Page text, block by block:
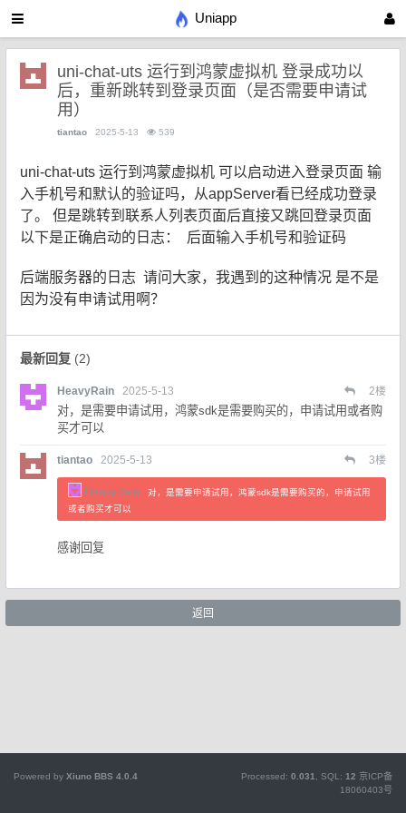
Uniapp
uni-chat-uts 运行到鸿蒙虚拟机 登录成功以
后，重新跳转到登录页面（是否需要申请试
用）
tiantao 2025-5-13 539
uni-chat-uts 运行到鸿蒙虚拟机 可以启动进入登录页面 输
入手机号和默认的验证吗，从appServer看已经成功登录
了。 但是跳转到联系人列表页面后直接又跳回登录页面
以下是正确启动的日志：
后面输入手机号和验证码
后端服务器的日志 请问大家，我遇到的这种情况 是不是
因为没有申请试用啊？
最新回复 (2)
HeavyRain 2025-5-13 2楼
对，是需要申请试用，鸿蒙sdk是需要购买的，申请试用或者购
买才可以
tiantao 2025-5-13 3楼
HeavyRain
对，是需要申请试用，鸿蒙sdk是需要购买的，申请试用
或者购买才可以
感谢回复
返回
Powered by Xiuno BBS 4.0.4 Processed: 0.031 , SQL: 12 京ICP备
18060403号